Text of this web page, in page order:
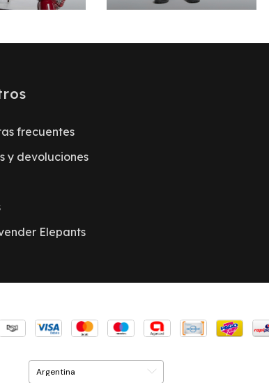
frecuentes
y devoluciones
Elepants